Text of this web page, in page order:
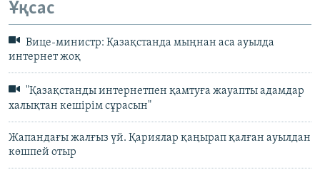
Ұқсас
Вице-министр: Қазақстанда мыңнан аса ауылда
интернет жоқ
"Қазақстанды интернетпен қамтуға жауапты адамдар
халықтан кешірім сұрасын"
Жапандағы жалғыз үй. Қариялар қаңырап қалған ауылдан
көшпей отыр